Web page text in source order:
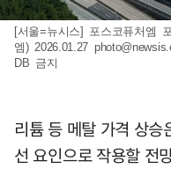
[서울=뉴시스] 포스코퓨처엠
엠) 2026.01.27
DB 금지
리튬 등 메탈 가격 상
선 요인으로 작용할 전